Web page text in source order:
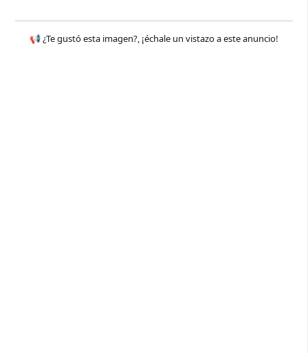
📢 ¿Te gustó esta imagen?, ¡échale un vistazo a este anuncio!